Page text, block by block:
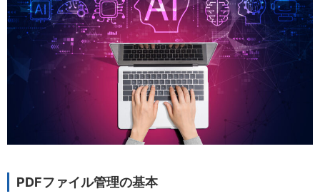
PDFファイル管理の基本